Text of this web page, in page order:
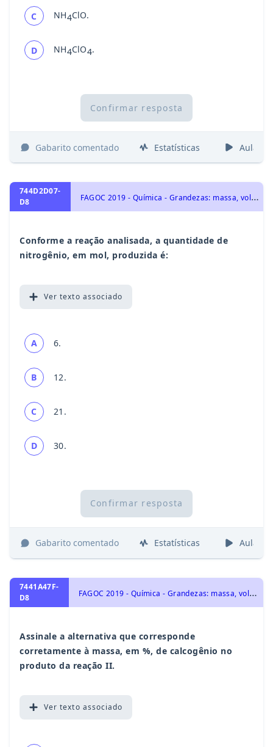
C NH4ClO.
D NH4ClO4.
Confirmar resposta
Gabarito comentado Estatísticas Aulas
744D2D07-
D8
F
AGOC 2019 - Química - Grandezas: massa, volume, mol, massa molar, constante de Avogadro e Estequiometria., Transformações Químicas: elementos químicos, tabela periódica e reações químicas, Fórmulas, Balanceamento e Leis ponderais das reações químicas, Transformações Químicas, Representação das transformações químicas
Conforme a reação analisada, a quantidade de
nitrogênio, em mol, produzida é:
Ver texto associado
A 6.
B 12.
C 21.
D 30.
Confirmar resposta
Gabarito comentado Estatísticas Aulas
7441A47F-
D8
F
AGOC 2019 - Química - Grandezas: massa, volume, mol, massa molar, constante de Avogadro e Estequiometria., Representação das transformações químicas
Assinale a alternativa que corresponde
corretamente à massa, em %, de calcogênio no
produto da reação II.
Ver texto associado